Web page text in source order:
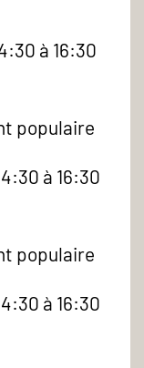
à 16:30
populaire
à 16:30
populaire
à 16:30